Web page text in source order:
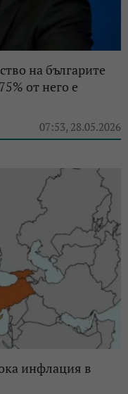
на българите
от него е
07:53, 28.05.2026
инфлация в